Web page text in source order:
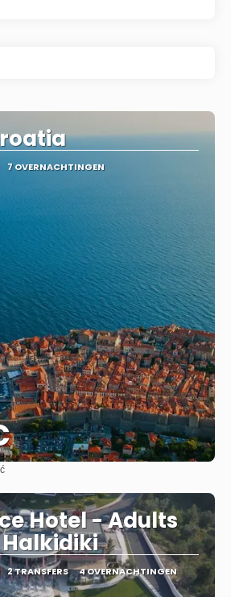
7 OVERNACHTINGEN
Hotel - Adults
Halkidiki
2 TRANSFERS 4 OVERNACHTINGEN